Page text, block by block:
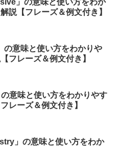
説【フレーズ＆例文付き】
の意味と使い方をわかりや
フレーズ＆例文付き】
の意味と使い方をわかりやす
レーズ＆例文付き】
」の意味と使い方をわか